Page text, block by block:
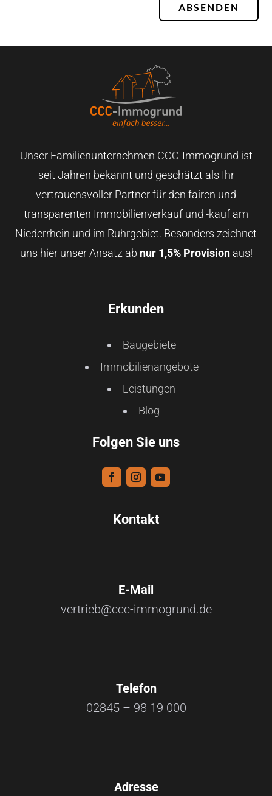
ABSENDEN
Unser Familienunternehmen CCC-Immogrund ist
seit Jahren bekannt und geschätzt als Ihr
vertrauensvoller Partner für den fairen und
transparenten Immobilienverkauf und -kauf am
Niederrhein und im Ruhrgebiet. Besonders zeichnet
uns hier unser Ansatz ab nur 1,5% Provisionaus!
Erkunden
Baugebiete
Immobilienangebote
Leistungen
Blog
Folgen Sie uns
Kontakt
E-Mail
vertrieb@ccc-immogrund.de
Telefon
02845 – 98 19 000
Adresse